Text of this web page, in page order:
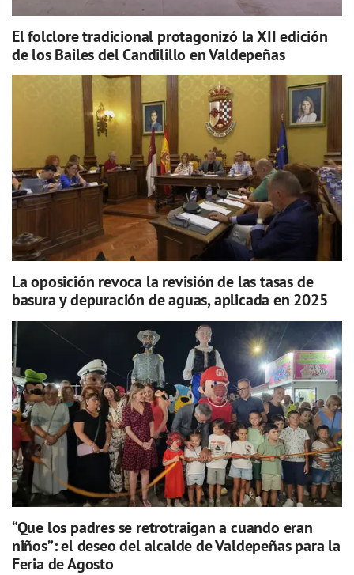
El folclore tradicional protagonizó la XII edición
de los Bailes del Candilillo en Valdepeñas
La oposición revoca la revisión de las tasas de
basura y depuración de aguas, aplicada en 2025
“Que los padres se retrotraigan a cuando eran
niños”: el deseo del alcalde de Valdepeñas para la
Feria de Agosto